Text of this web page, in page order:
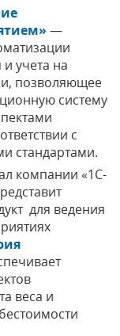
—
учета на
позволяющее
систему
с
стандартами.
компании «1С-
для ведения
веса и